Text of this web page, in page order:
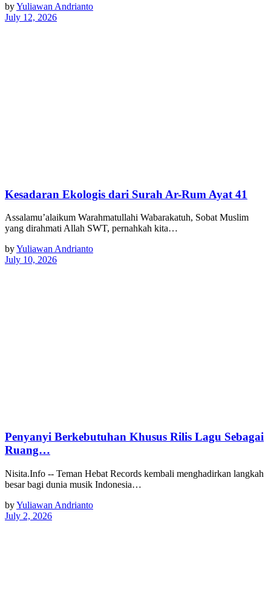
byYuliawan Andrianto
July 12, 2026
Kesadaran Ekologis dari Surah Ar-Rum Ayat 41
Assalamu’alaikum Warahmatullahi Wabarakatuh, Sobat Muslim
yang dirahmati Allah SWT, pernahkah kita…
byYuliawan Andrianto
July 10, 2026
Penyanyi Berkebutuhan Khusus Rilis Lagu Sebagai
Ruang…
Nisita.Info -- Teman Hebat Records kembali menghadirkan langkah
besar bagi dunia musik Indonesia…
byYuliawan Andrianto
July 2, 2026